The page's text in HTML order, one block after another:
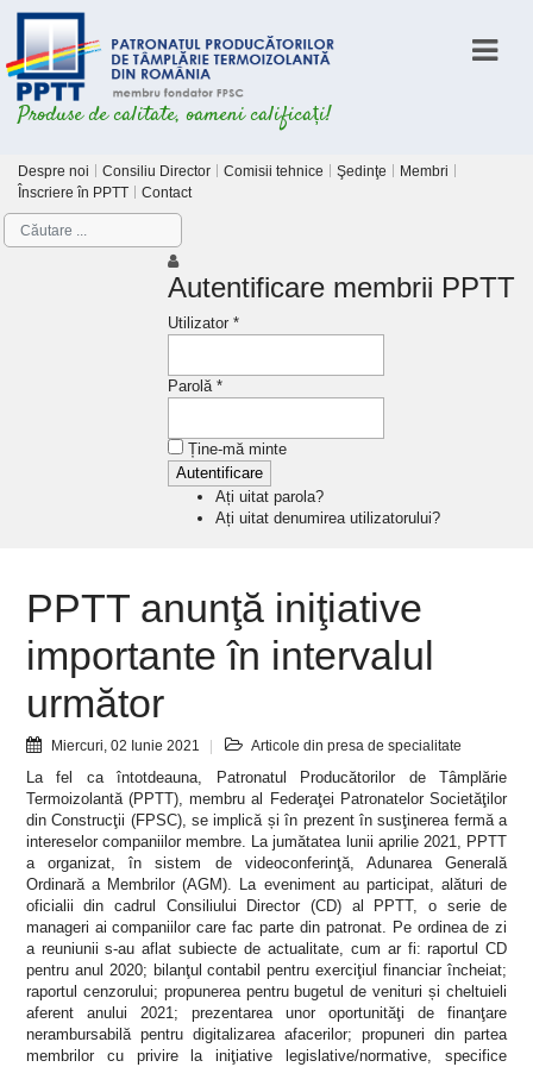
Produse de calitate, oameni calificați!
Despre noi Consiliu Director Comisii tehnice Şedinţe
Membri
Înscriere în PPTT
Contact
Autentificare membrii PPTT
Utilizator *
Parolă *
Ține-mă minte
Ați uitat parola?
Ați uitat denumirea utilizatorului?
PPTT anunţă iniţiative
importante în intervalul
următor
Miercuri, 02 Iunie 2021 Articole din presa de specialitate
La fel ca întotdeauna, Patronatul Producătorilor de Tâmplărie
Termoizolantă (PPTT), membru al Federaţei Patronatelor Societăţilor
din Construcţii (FPSC), se implică și în prezent în susţinerea fermă a
intereselor companiilor membre. La jumătatea lunii aprilie 2021, PPTT
a organizat, în sistem de videoconferinţă, Adunarea Generală
Ordinară a Membrilor (AGM). La eveniment au participat, alături de
oficialii din cadrul Consiliului Director (CD) al PPTT, o serie de
manageri ai companiilor care fac parte din patronat. Pe ordinea de zi
a reuniunii s-au aflat subiecte de actualitate, cum ar fi: raportul CD
pentru anul 2020; bilanţul contabil pentru exerciţiul financiar încheiat;
raportul cenzorului; propunerea pentru bugetul de venituri și cheltuieli
aferent anului 2021; prezentarea unor oportunităţi de finanţare
nerambursabilă pentru digitalizarea afacerilor; propuneri din partea
membrilor cu privire la iniţiative legislative/normative, specifice